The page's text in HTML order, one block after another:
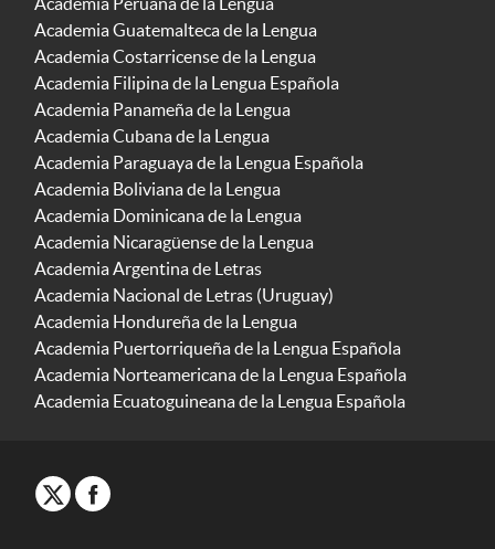
Academia Guatemalteca de la Lengua
Academia Costarricense de la Lengua
Academia Filipina de la Lengua Española
Academia Panameña de la Lengua
Academia Cubana de la Lengua
Academia Paraguaya de la Lengua Española
Academia Boliviana de la Lengua
Academia Dominicana de la Lengua
Academia Nicaragüense de la Lengua
Academia Argentina de Letras
Academia Nacional de Letras (Uruguay)
Academia Hondureña de la Lengua
Academia Puertorriqueña de la Lengua Española
Academia Norteamericana de la Lengua Española
Academia Ecuatoguineana de la Lengua Española